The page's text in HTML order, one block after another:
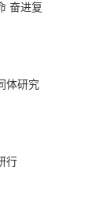
奋进复
体研究
行